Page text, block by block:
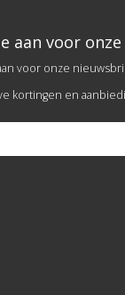
aan voor
voor onze
kortingen en